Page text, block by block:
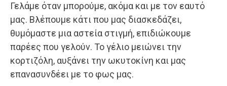
Γελάμε όταν μπορούμε, ακόμα και με τον εαυτό
μας. Βλέπουμε κάτι που μας διασκεδάζει,
θυμόμαστε μια αστεία στιγμή, επιδιώκουμε
παρέες που γελούν. Το γέλιο μειώνει την
κορτιζόλη, αυξάνει την ωκυτοκίνη και μας
επανασυνδέει με το φως μας.